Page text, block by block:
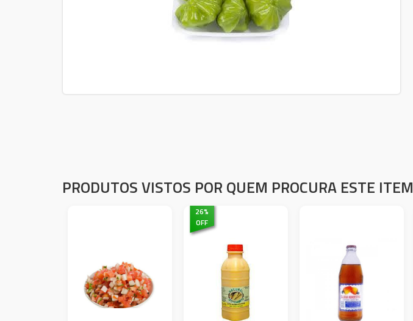
PRODUTOS VISTOS POR QUEM PROCURA ESTE ITEM
26%
OFF